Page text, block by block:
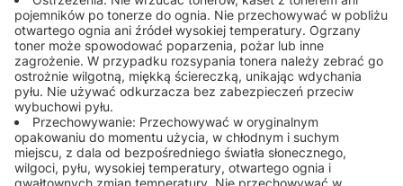
pojemników po tonerze do ognia. Nie przechowywać w pobliżu
otwartego ognia ani źródeł wysokiej temperatury. Ogrzany
toner może spowodować poparzenia, pożar lub inne
zagrożenie. W przypadku rozsypania tonera należy zebrać go
ostrożnie wilgotną, miękką ściereczką, unikając wdychania
pyłu. Nie używać odkurzacza bez zabezpieczeń przeciw
wybuchowi pyłu.
Przechowywanie: Przechowywać w oryginalnym
opakowaniu do momentu użycia, w chłodnym i suchym
miejscu, z dala od bezpośredniego światła słonecznego,
wilgoci, pyłu, wysokiej temperatury, otwartego ognia i
gwałtownych zmian temperatury. Nie przechowywać w